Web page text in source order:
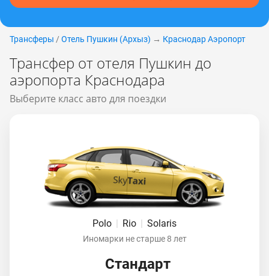
Трансферы / Отель Пушкин (Apxыз) → Краснодар Аэропорт
Трансфер от отеля Пушкин до
аэропорта Краснодара
Выберите класс авто для поездки
Polo | Rio | Solaris
Иномарки не старше 8 лет
Стандарт